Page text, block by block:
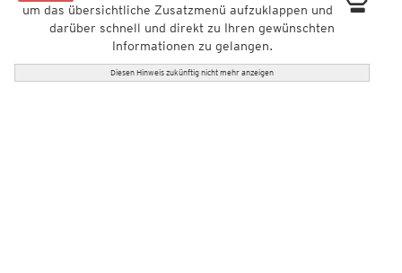
um das übersichtliche Zusatzmenü aufzuklappen und
darüber schnell und direkt zu Ihren gewünschten
Informationen zu gelangen.
Diesen Hinweis zukünftig nicht mehr anzeigen